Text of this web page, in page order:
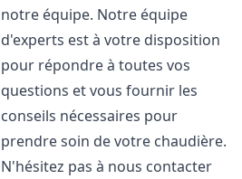
notre équipe. Notre équipe
d'experts est à votre disposition
pour répondre à toutes vos
questions et vous fournir les
conseils nécessaires pour
prendre soin de votre chaudière.
N'hésitez pas à nous contacter